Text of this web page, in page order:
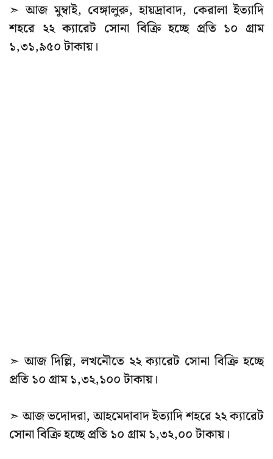
➣ আজ মুম্বাই, বেঙ্গালুরু, হায়দ্রাবাদ, কেরালা ইত্যাদি
শহরে ২২ ক্যারেট সোনা বিক্রি হচ্ছে প্রতি ১০ গ্রাম
১,৩১,৯৫০ টাকায়।
➣ আজ দিল্লি, লখনৌতে ২২ ক্যারেট সোনা বিক্রি হচ্ছে
প্রতি ১০ গ্রাম ১,৩২,১০০ টাকায়।
➣ আজ ভদোদরা, আহমেদাবাদ ইত্যাদি শহরে ২২ ক্যারেট
সোনা বিক্রি হচ্ছে প্রতি ১০ গ্রাম ১,৩২,০০ টাকায়।